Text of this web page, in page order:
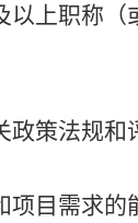
以上职称
策法规和
目需求的